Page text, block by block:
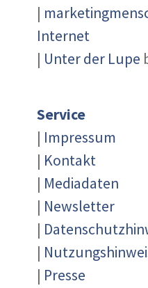
|
Internet
| Unter der Lupe
Service
| Impressum
| Kontakt
| Mediadaten
| Newsletter
|
|
| Presse